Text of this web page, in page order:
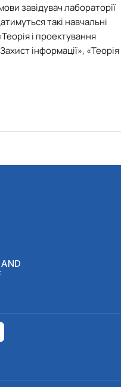
завідувач лабораторії
такі навчальні
і проектування
інформації», «Теорія